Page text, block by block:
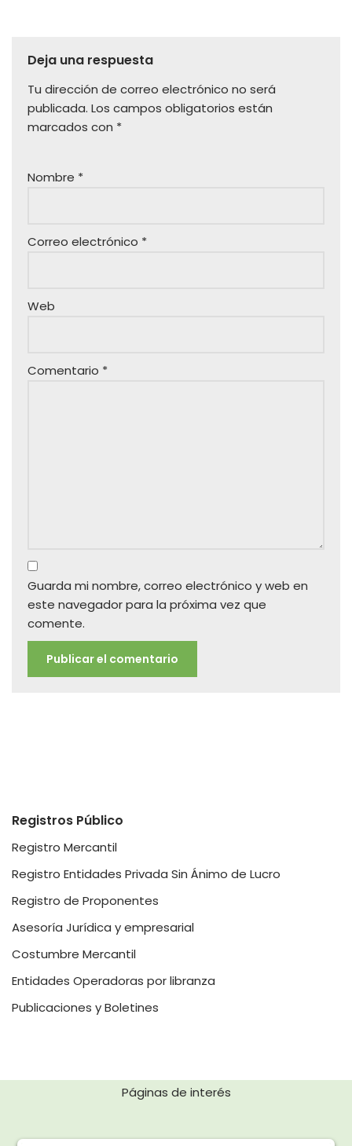
Deja una respuesta
Tu dirección de correo electrónico no será
publicada. Los campos obligatorios están
marcados con *
Nombre *
Correo electrónico *
Web
Comentario *
Guarda mi nombre, correo electrónico y web en
este navegador para la próxima vez que
comente.
Registros Público
Registro Mercantil
Registro Entidades Privada Sin Ánimo de Lucro
Registro de Proponentes
Asesoría Jurídica y empresarial
Costumbre Mercantil
Entidades Operadoras por libranza
Publicaciones y Boletines
Páginas de interés